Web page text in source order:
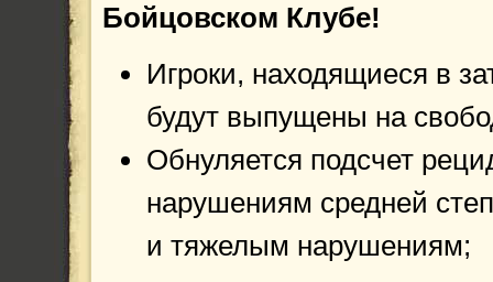
Бойцовском Клубе!
Игроки, находящиеся в
будут выпущены на
Обнуляется подсчет
нарушениям средней
и тяжелым нарушениям;